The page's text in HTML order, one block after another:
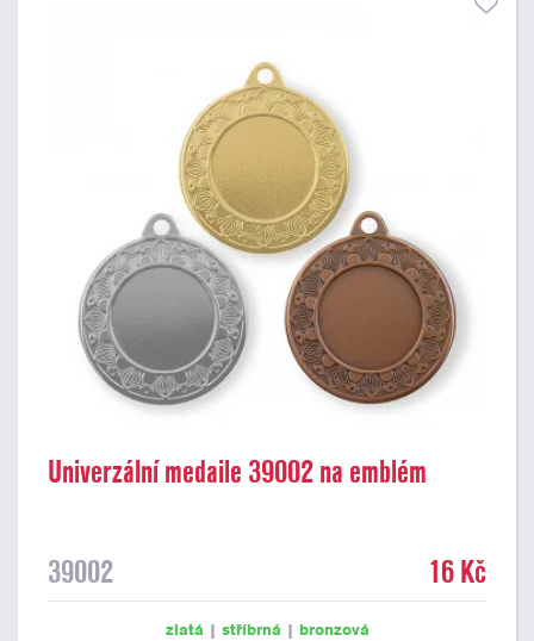
Univerzální medaile 39002 na emblém
39002 16 Kč
zlatá | stříbrná | bronzová